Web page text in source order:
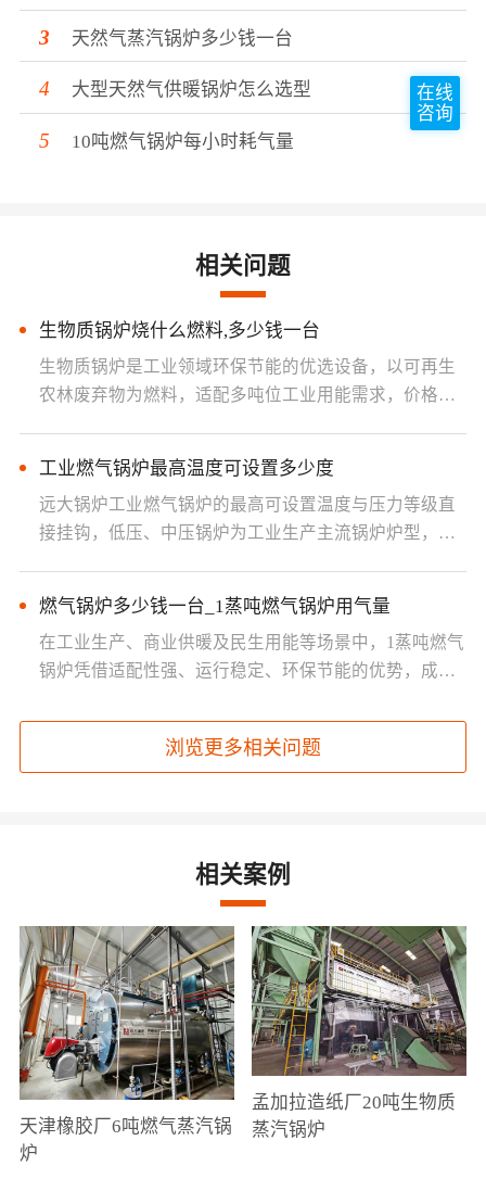
在线
咨询
天然气蒸汽锅炉多少钱一台
大型天然气供暖锅炉怎么选型
10吨燃气锅炉每小时耗气量
相关问题
生物质锅炉烧什么燃料,多少钱一台
生物质锅炉是工业领域环保节能的优选设备，以可再生
农林废弃物为燃料，适配多吨位工业用能需求，价格根
工业燃气锅炉最高温度可设置多少度
远大锅炉工业燃气锅炉的最高可设置温度与压力等级直
接挂钩，低压、中压锅炉为工业生产主流锅炉炉型，具
燃气锅炉多少钱一台_1蒸吨燃气锅炉用气量
在工业生产、商业供暖及民生用能等场景中，1蒸吨燃气
锅炉凭借适配性强、运行稳定、环保节能的优势，成为
浏览更多相关问题
相关案例
天津橡胶厂6吨燃气蒸汽锅
炉
孟加拉造纸厂20吨生物质
蒸汽锅炉